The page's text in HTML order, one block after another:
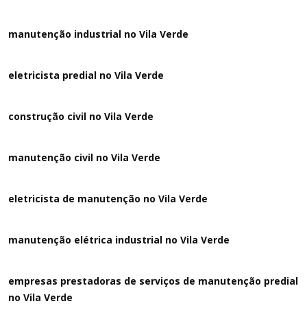
manutenção industrial no Vila Verde
eletricista predial no Vila Verde
construção civil no Vila Verde
manutenção civil no Vila Verde
eletricista de manutenção no Vila Verde
manutenção elétrica industrial no Vila Verde
empresas prestadoras de serviços de manutenção predial
no Vila Verde